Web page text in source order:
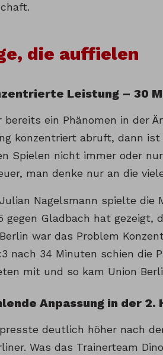
die auffielen
Leistung – 30
bereits ein Phänomen in der
konzentriert abruft, dann
Spielen nicht immer oder
man denke nur an die
Nagelsmann spielte die
gegen Gladbach hat gezeigt,
war das Problem
nach 34 Minuten schien die
mit und so kam Union
Anpassung in der 2.
deutlich höher nach
Was das Trainerteam